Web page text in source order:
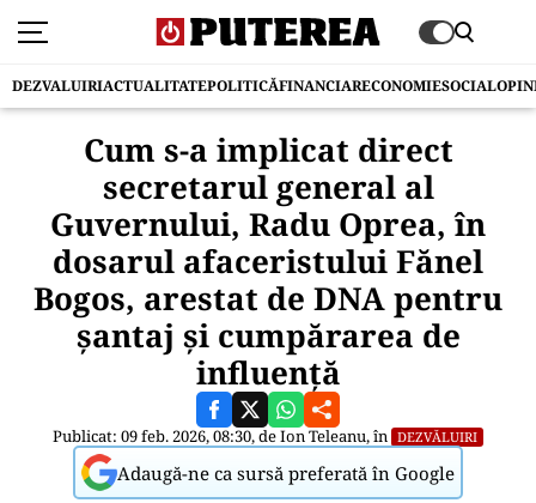
DEZVALUIRIACTUALITATEPOLITICĂFINANCIARECONOMIESOCIAL
Cum s-a implicat direct
secretarul general al
Guvernului, Radu Oprea, în
dosarul afaceristului Fănel
Bogos, arestat de DNA pentru
șantaj și cumpărarea de
influență
Publicat: 09 feb. 2026, 08:30, deIon Teleanu, în DEZVĂLUIRI
Adaugă-ne ca sursă preferată în Google